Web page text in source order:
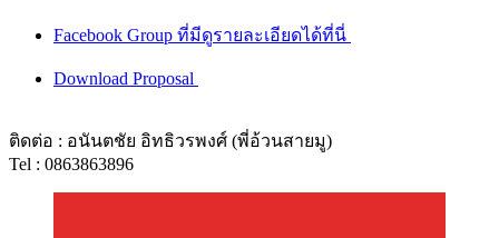
Facebook Group ที่มีดูรายละเอียดได้ที่นี่
Download Proposal
ติดต่อ : อนันตชัย อิทธิวรพงศ์ (พี่อ้วนสายมู)
Tel : 0863863896